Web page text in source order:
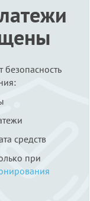
безопасность
средств
при